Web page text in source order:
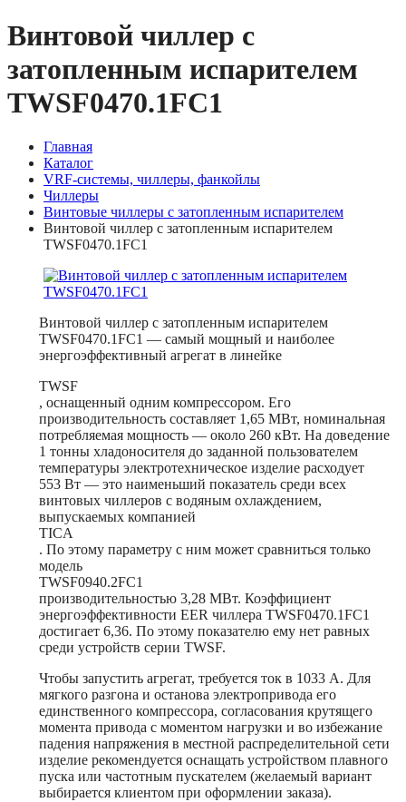
Винтовой чиллер с
затопленным испарителем
TWSF0470.1FC1
Главная
Каталог
VRF-системы, чиллеры, фанкойлы
Чиллеры
Винтовые чиллеры с затопленным испарителем
Винтовой чиллер с затопленным испарителем
TWSF0470.1FC1
Винтовой чиллер с затопленным испарителем
TWSF0470.1FC1 — самый мощный и наиболее
энергоэффективный агрегат в линейке
TWSF
, оснащенный одним компрессором. Его
производительность составляет 1,65 МВт, номинальная
потребляемая мощность — около 260 кВт. На доведение
1 тонны хладоносителя до заданной пользователем
температуры электротехническое изделие расходует
553 Вт — это наименьший показатель среди всех
винтовых чиллеров с водяным охлаждением,
выпускаемых компанией
TICA
. По этому параметру с ним может сравниться только
модель
TWSF0940.2FC1
производительностью 3,28 МВт. Коэффициент
энергоэффективности EER чиллера TWSF0470.1FC1
достигает 6,36. По этому показателю ему нет равных
среди устройств серии TWSF.
Чтобы запустить агрегат, требуется ток в 1033 А. Для
мягкого разгона и останова электропривода его
единственного компрессора, согласования крутящего
момента привода с моментом нагрузки и во избежание
падения напряжения в местной распределительной сети
изделие рекомендуется оснащать устройством плавного
пуска или частотным пускателем (желаемый вариант
выбирается клиентом при оформлении заказа).